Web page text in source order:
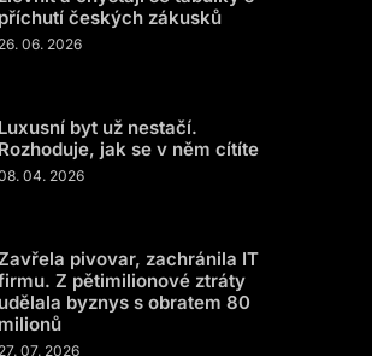
příchutí českých zákusků
26. 06. 2026
Luxusní byt už nestačí.
Rozhoduje, jak se v něm cítíte
04. 2026
pivovar, zachránila IT
Z pětimilionové ztráty
udělala byznys s obratem 80
milionů
27. 07. 2026